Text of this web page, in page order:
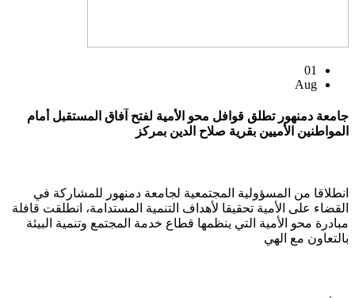
01
Aug
جامعة دمنهور تطلق قوافل محو الأمية لفتح آفاق المستقبل أمام
المواطنين الأميين بقرية صلاح الدين بمركز
انطلاقا من المسؤولية المجتمعية لجامعة دمنهور للمشاركة في
القضاء على الأمية تحقيقا لأهداف التنمية المستدامة، انطلقت قافلة
مبادرة محو الأمية التي ينظمها قطاع خدمة المجتمع وتنمية البيئة
بالتعاون مع الهي